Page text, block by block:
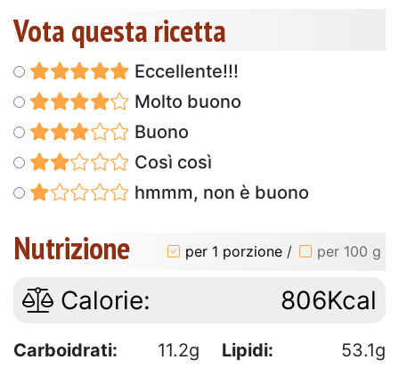
Vota questa ricetta
Eccellente!!!
Molto buono
Buono
Così così
hmmm, non è buono
Nutrizione per 1 porzione / per 100 g
Calorie: 806Kcal
Carboidrati: 11.2g Lipidi:
53.1g